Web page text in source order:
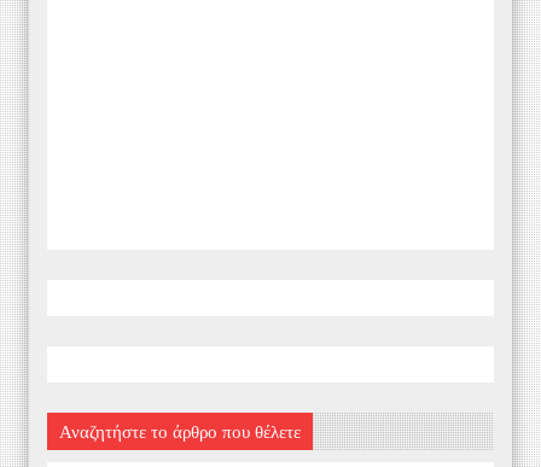
Αναζητήστε το άρθρο που θέλετε